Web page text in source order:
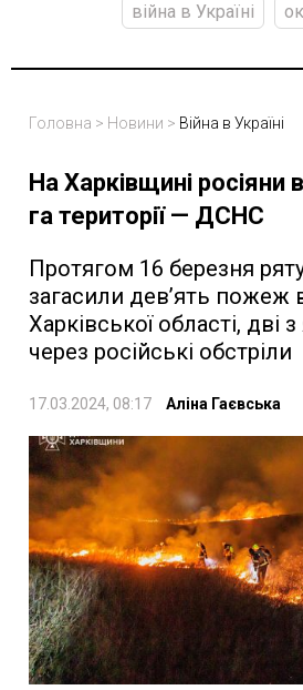
війна в Україні
Головна > Новини > Війна в Україні
На Харківщині росіяни
га території — ДСНС
Протягом 16 березня
загасили дев’ять пожеж
Харківської області, дві
через російські обстріли
17.03.2024, 08:17 Аліна Гаєвська